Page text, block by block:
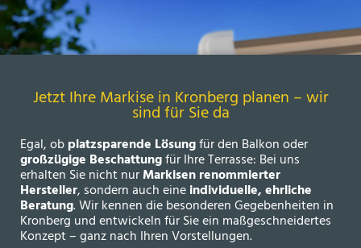
Jetzt Ihre Markise in Kronberg planen – wir
sind für Sie da
Egal, obplatzsparende Lösungfür den Balkon oder
großzügige Beschattungfür Ihre Terrasse: Bei uns
erhalten Sie nicht nurMarkisen renommierter
Hersteller, sondern auch eineindividuelle, ehrliche
Beratung. Wir kennen die besonderen Gegebenheiten in
Kronberg und entwickeln für Sie ein maßgeschneidertes
Konzept – ganz nach Ihren Vorstellungen.